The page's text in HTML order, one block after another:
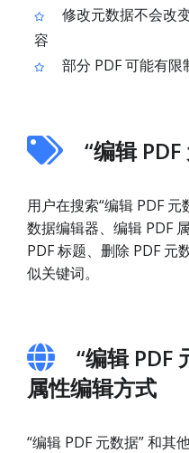
修改元数据不会改
容
部分 PDF 可能有
“编辑
用户在搜索“编辑 PDF
数据编辑器、编辑 PDF
PDF 标题、删除 PDF 元
似关键词。
“编辑 PDF
属性编辑方式
“编辑 PDF 元数据” 和其